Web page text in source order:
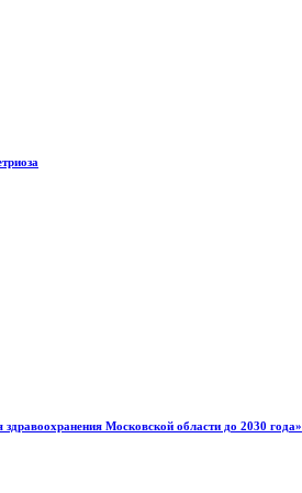
Московской области до 2030 года»